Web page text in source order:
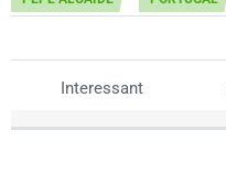
Interessant